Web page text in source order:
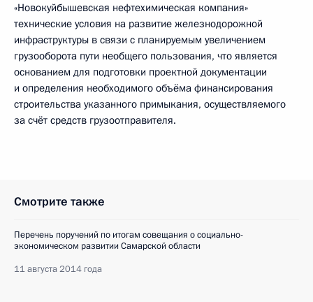
«Новокуйбышевская нефтехимическая компания»
технические условия на развитие железнодорожной
инфраструктуры в связи с планируемым увеличением
грузооборота пути необщего пользования, что является
основанием для подготовки проектной документации
и определения необходимого объёма финансирования
строительства указанного примыкания, осуществляемого
за счёт средств грузоотправителя.
Смотрите также
Перечень поручений по итогам совещания о социально-
экономическом развитии Самарской области
11 августа 2014 года